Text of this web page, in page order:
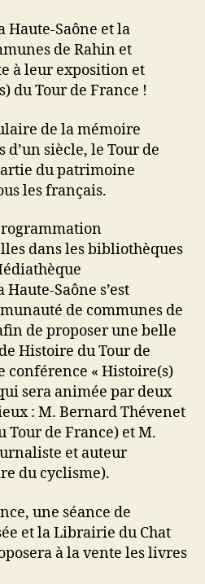
Haute-Saône et la
de Rahin et
à leur exposition et
du Tour de France !
de la mémoire
siècle, le Tour de
du patrimoine
les français.
dans les bibliothèques
Saône s’est
de communes de
de proposer une belle
Histoire du Tour de
conférence « Histoire(s)
sera animée par deux
: M. Bernard Thévenet
de France) et M.
et auteur
du cyclisme).
une séance de
et la Librairie du Chat
à la vente les livres